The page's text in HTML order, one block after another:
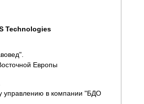
Technologies
Европы
управлению в компании "БДО